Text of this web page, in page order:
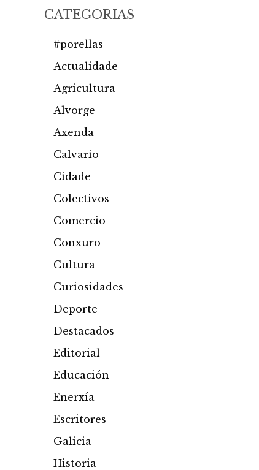
CATEGORÍAS
#porellas
Actualidade
Agricultura
Alvorge
Axenda
Calvario
Cidade
Colectivos
Comercio
Conxuro
Cultura
Curiosidades
Deporte
Destacados
Editorial
Educación
Enerxía
Escritores
Galicia
Historia